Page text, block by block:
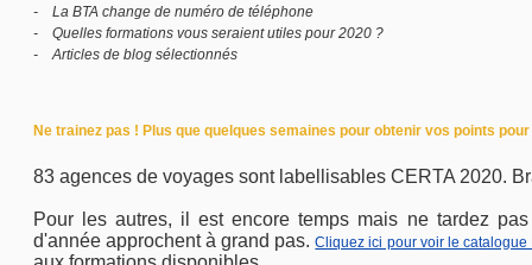
- La BTA change de numéro de téléphone
- Quelles formations vous seraient utiles pour 2020 ?
- Articles de blog sélectionnés
Ne trainez pas ! Plus que quelques semaines pour obtenir vos points pour
83 agences de voyages sont labellisables CERTA 2020.
Pour les autres, il est encore temps mais ne tardez
d'année approchent à grand pas.Cliquez ici pour voir le catalogue